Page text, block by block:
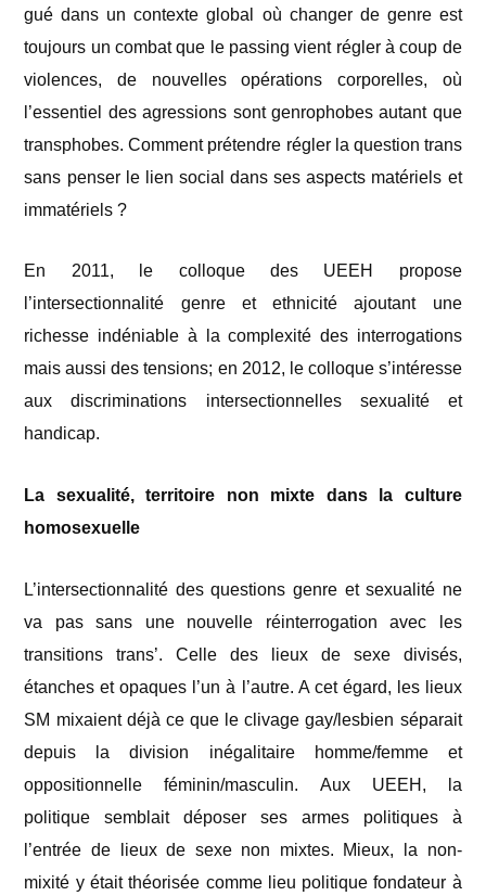
gué dans un contexte global où changer de genre est
toujours un combat que le passing vient régler à coup de
violences, de nouvelles opérations corporelles, où
l’essentiel des agressions sont genrophobes autant que
transphobes. Comment prétendre régler la question trans
sans penser le lien social dans ses aspects matériels et
immatériels ?
En 2011, le colloque des UEEH propose
l’intersectionnalité genre et ethnicité ajoutant une
richesse indéniable à la complexité des interrogations
mais aussi des tensions; en 2012, le colloque s’intéresse
aux discriminations intersectionnelles sexualité et
handicap.
La sexualité, territoire non mixte dans la culture
homosexuelle
L’intersectionnalité des questions genre et sexualité ne
va pas sans une nouvelle réinterrogation avec les
transitions trans’. Celle des lieux de sexe divisés,
étanches et opaques l’un à l’autre. A cet égard, les lieux
SM mixaient déjà ce que le clivage gay/lesbien séparait
depuis la division inégalitaire homme/femme et
oppositionnelle féminin/masculin. Aux UEEH, la
politique semblait déposer ses armes politiques à
l’entrée de lieux de sexe non mixtes. Mieux, la non-
mixité y était théorisée comme lieu politique fondateur à